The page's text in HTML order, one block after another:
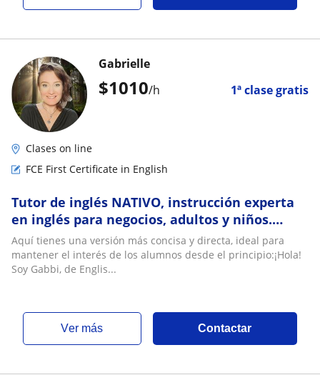
$1010/h 1ª clase gratis
Gabrielle
Clases on line
FCE First Certificate in English
Tutor de inglés NATIVO, instrucción experta
en inglés para negocios, adultos y niños.
¡Actualmente preparándome para mudarme
a UY!
Aquí tienes una versión más concisa y directa, ideal para
mantener el interés de los alumnos desde el principio:¡Hola!
Soy Gabbi, de Englis...
ver más Contactar